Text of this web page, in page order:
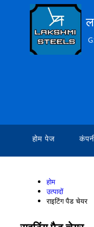
होम पेज
होम
उत्पादों
राइटिंग पैड चेयर